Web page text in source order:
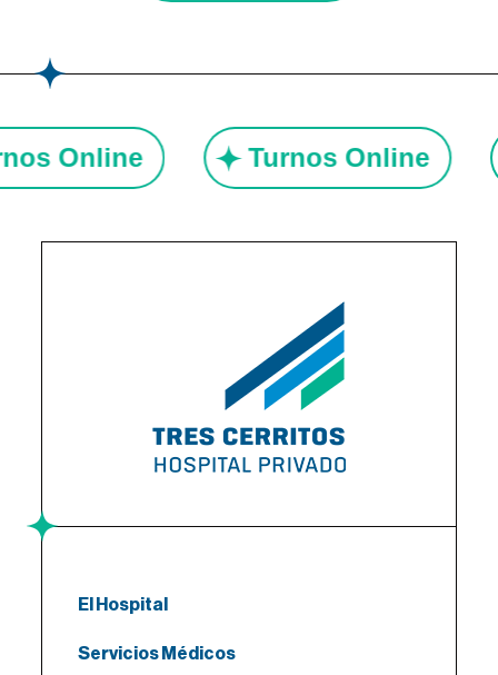
Online Turnos Online
El Hospital
Servicios Médicos